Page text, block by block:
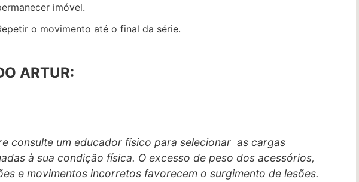
imóvel.
o movimento até o final da série.
ARTUR:
consulte um educador físico para selecionar as cargas
à sua condição física. O excesso de peso dos acessórios,
e movimentos incorretos favorecem o surgimento de lesões.